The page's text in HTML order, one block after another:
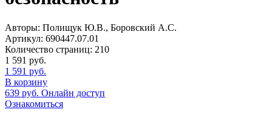
Авторы: Полищук Ю.В., Боровский А.С.
Артикул: 690447.07.01
Количество страниц: 210
1 591 руб.
1 591 руб.
В корзину
639 руб. Онлайн доступ
Ознакомиться